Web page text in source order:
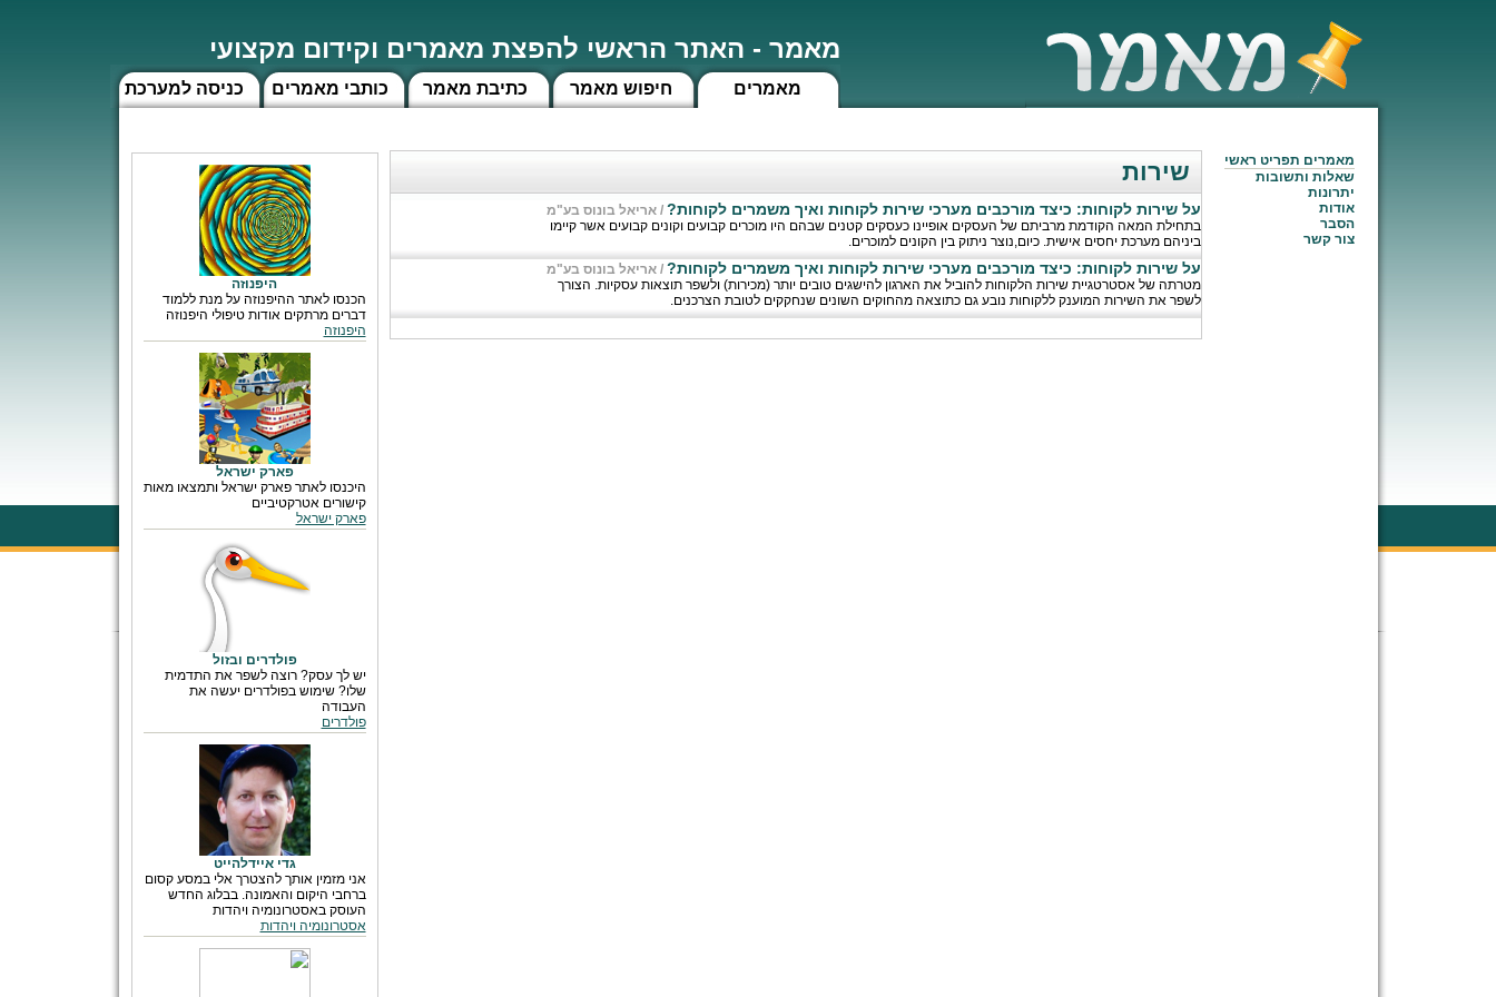
מאמר - האתר הראשי להפצת מאמרים וקידום מקצועי
כניסה למערכת כותבי מאמרים כתיבת מאמר חיפוש מאמר מאמרים
היפנוזה
הכנסו לאתר ההיפנוזה על מנת ללמוד
דברים מרתקים אודות טיפולי היפנוזה
היפנוזה
פארק ישראל
היכנסו לאתר פארק ישראל ותמצאו מאות
קישורים אטרקטיביים
פארק ישראל
פולדרים ובזול
יש לך עסק? רוצה לשפר את התדמית
שלו? שימוש בפולדרים יעשה את
העבודה
פולדרים
גדי איידלהייט
אני מזמין אותך להצטרך אלי במסע קסום
ברחבי היקום והאמונה. בבלוג החדש
העוסק באסטרונומיה ויהדות
אסטרונומיה ויהדות
שירות
על שירות לקוחות: כיצד מורכבים מערכי שירות לקוחות ואיך משמרים לקוחות? /אריאל בונוס בע"מ
בתחילת המאה הקודמת מרביתם של העסקים אופיינו כעסקים קטנים שבהם היו מוכרים קבועים וקונים קבועים אשר קיימו
ביניהם מערכת יחסים אישית. כיום,נוצר ניתוק בין הקונים למוכרים.
על שירות לקוחות: כיצד מורכבים מערכי שירות לקוחות ואיך משמרים לקוחות? /אריאל בונוס בע"מ
מטרתה של אסטרטגיית שירות הלקוחות להוביל את הארגון להישגים טובים יותר (מכירות) ולשפר תוצאות עסקיות. הצורך
לשפר את השירות המוענק ללקוחות נובע גם כתוצאה מהחוקים השונים שנחקקים לטובת הצרכנים.
מאמרים תפריט ראשי
שאלות ותשובות
יתרונות
אודות
הסבר
צור קשר